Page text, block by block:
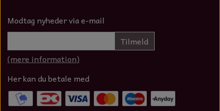
Modtag nyheder via e-mail
Tilmeld
(mere information)
Her kan du betale med